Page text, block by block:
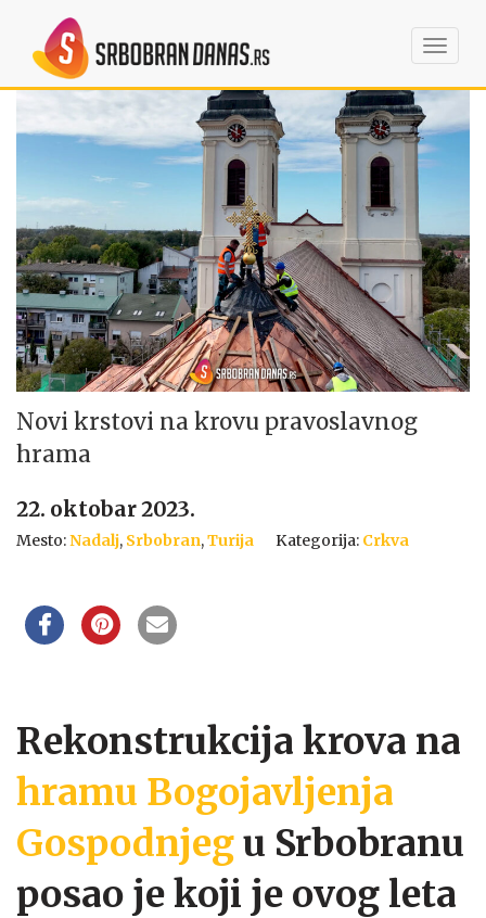
Novi krstovi na krovu pravoslavnog
hrama
22. oktobar 2023.
Mesto:Nadalj, Srbobran,Turija Kategorija: Crkva
Rekonstrukcija krova na
hramu Bogojavljenja
Gospodnjegu Srbobranu
posao je koji je ovog leta